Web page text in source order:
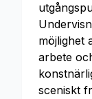
möjlighet
arbete
sceniskt